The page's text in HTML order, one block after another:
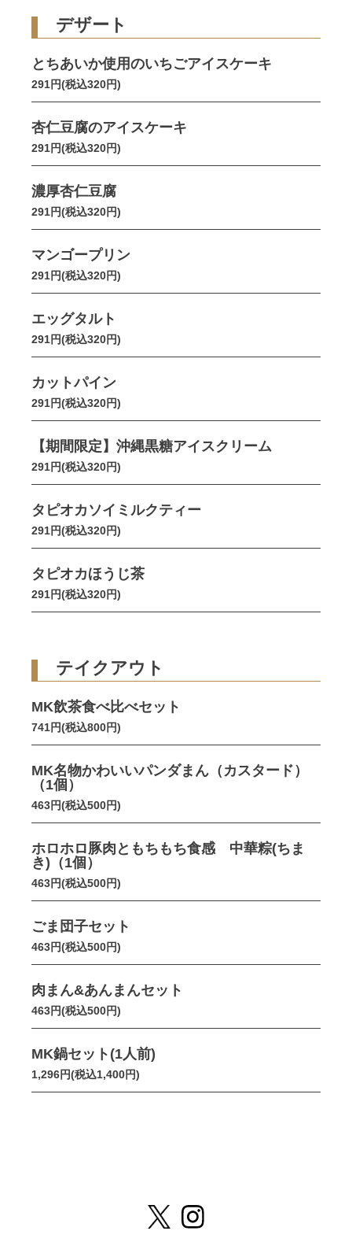
デザート
とちあいか使用のいちごアイスケーキ
291円(税込320円)
杏仁豆腐のアイスケーキ
291円(税込320円)
濃厚杏仁豆腐
291円(税込320円)
マンゴープリン
291円(税込320円)
エッグタルト
291円(税込320円)
カットパイン
291円(税込320円)
【期間限定】沖縄黒糖アイスクリーム
291円(税込320円)
タピオカソイミルクティー
291円(税込320円)
タピオカほうじ茶
291円(税込320円)
テイクアウト
MK飲茶食べ比べセット
741円(税込800円)
MK名物かわいいパンダまん（カスタード）
（1個）
463円(税込500円)
ホロホロ豚肉ともちもち食感 中華粽(ちま
き)（1個）
463円(税込500円)
ごま団子セット
463円(税込500円)
肉まん&あんまんセット
463円(税込500円)
MK鍋セット(1人前)
1,296円(税込1,400円)